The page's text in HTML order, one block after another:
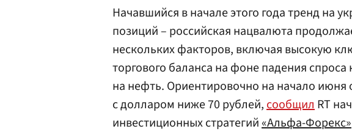
Начавшийся в начале этого года тренд на
позиций – российская нацвалюта
нескольких факторов, включая высокую
торгового баланса на фоне падения
на нефть. Ориентировочно на начало июня
с долларом ниже 70 рублей,сообщилRT
инвестиционных стратегий«Альфа-Форекс»